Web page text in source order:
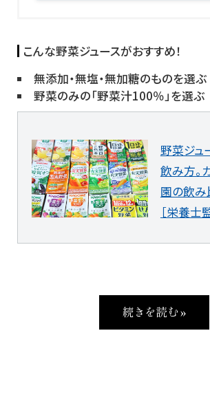
こんな野菜ジュースがおすすめ！
無添加・無塩・無加糖のものを選ぶ
野菜のみの「野菜汁100％」を選ぶ
野菜ジュ
飲み方。
園の飲
［栄養士
続きを読む »